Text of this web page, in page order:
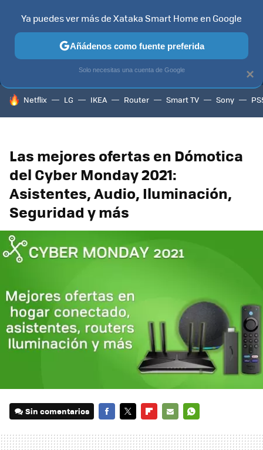
MENÚ NUEVO
CONTENIDOS SMART TV
HOY SE HABLA DE
Netflix LG IKEA Router Smart TV Sony
Las mejores ofertas en Dómotica
del Cyber Monday 2021:
Asistentes, Audio, Iluminación,
Seguridad y más
Sin comentarios
MAIL
×
Ya puedes ver más de Xataka Smart Home en Google
Añádenos como fuente preferida
Solo necesitas una cuenta de Google